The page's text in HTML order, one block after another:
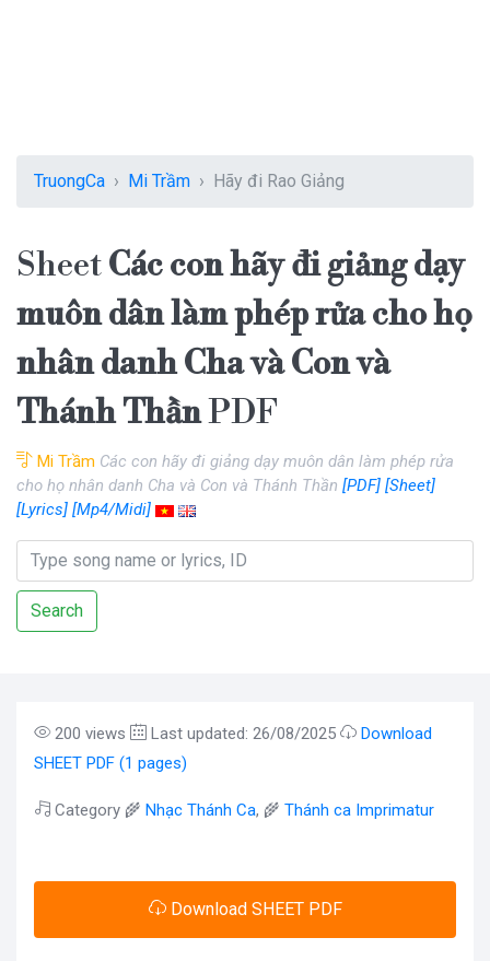
TruongCa Mi Trầm Hãy đi Rao Giảng
SheetCác con hãy đi giảng dạy
muôn dân làm phép rửa cho họ
nhân danh Cha và Con và
Thánh ThầnPDF
Mi Trầm Các con hãy đi giảng dạy muôn dân làm phép rửa
cho họ nhân danh Cha và Con và Thánh Thần [PDF] [Sheet]
[Lyrics] [Mp4/Midi]
Search
200 views Last updated: 26/08/2025
Download
SHEET PDF (1 pages)
Category 🌾 Nhạc Thánh Ca, 🌾 Thánh ca Imprimatur
Download SHEET PDF